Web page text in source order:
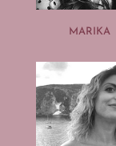
MARIKA